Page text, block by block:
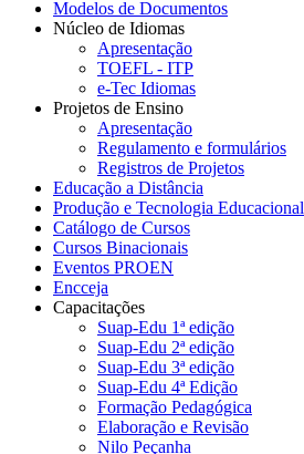
Modelos de Documentos
Núcleo de Idiomas
Apresentação
TOEFL - ITP
e-Tec Idiomas
Projetos de Ensino
Apresentação
Regulamento e formulários
Registros de Projetos
Educação a Distância
Produção e Tecnologia Educacional
Catálogo de Cursos
Cursos Binacionais
Eventos PROEN
Encceja
Capacitações
Suap-Edu 1ª edição
Suap-Edu 2ª edição
Suap-Edu 3ª edição
Suap-Edu 4ª Edição
Formação Pedagógica
Elaboração e Revisão
Nilo Peçanha